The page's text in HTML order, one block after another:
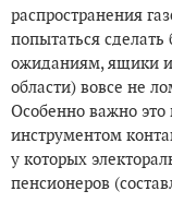
распространения
попытаться сделать
ожиданиям, ящики
области) вовсе не
Особенно важно это
инструментом
у которых
пенсионеров